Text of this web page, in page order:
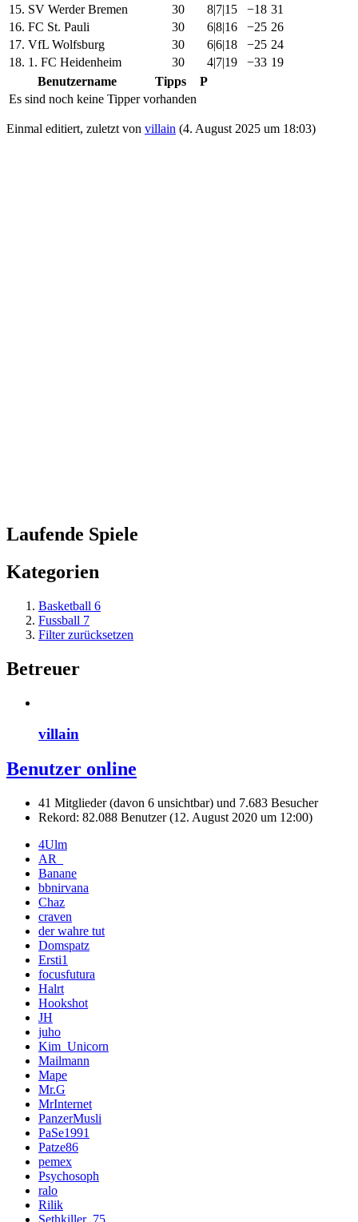
15. SV Werder Bremen 30 8|7|15 −18 31
16. FC St. Pauli 30 6|8|16 −25 26
17. VfL Wolfsburg 30 6|6|18 −25 24
18. 1. FC Heidenheim 30 4|7|19 −33 19
Benutzername
Tipps
P
Es sind noch keine Tipper vorhanden
Einmal editiert, zuletzt von villain (4. August 2025 um 18:03)
Laufende Spiele
Kategorien
Basketball 6
Fussball 7
Filter zurücksetzen
Betreuer
villain
Benutzer online
41 Mitglieder (davon 6 unsichtbar) und 7.683 Besucher
Rekord: 82.088 Benutzer (12. August 2020 um 12:00)
4Ulm
AR_
Banane
bbnirvana
Chaz
craven
der wahre tut
Domspatz
Ersti1
focusfutura
Halrt
Hookshot
JH
juho
Kim_Unicorn
Mailmann
Mape
Mr.G
MrInternet
PanzerMusli
PaSe1991
Patze86
pemex
Psychosoph
ralo
Rilik